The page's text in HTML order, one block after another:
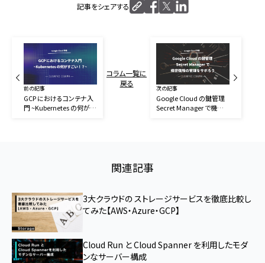
記事をシェアする
前の記事
GCP におけるコンテナ入
門 ~Kubernetes の何がす
コラム一覧に
戻る
次の記事
Google Cloud の鍵管理
Secret Manager で機密
関連記事
3大クラウドの ストレージサービスを徹底比較し
てみた【AWS・Azure・GCP】
Cloud Run と Cloud Spanner を利用したモダ
ンなサーバー構成